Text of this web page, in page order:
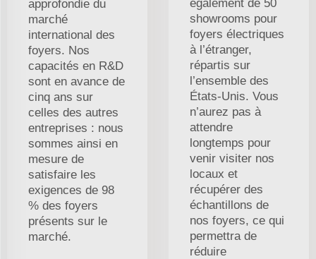
approfondie du
marché
international des
foyers. Nos
capacités en R&D
sont en avance de
cinq ans sur
celles des autres
entreprises : nous
sommes ainsi en
mesure de
satisfaire les
exigences de 98
% des foyers
présents sur le
marché.
également de 50
showrooms pour
foyers électriques
à l’étranger,
répartis sur
l’ensemble des
États-Unis. Vous
n’aurez pas à
attendre
longtemps pour
venir visiter nos
locaux et
récupérer des
échantillons de
nos foyers, ce qui
permettra de
réduire